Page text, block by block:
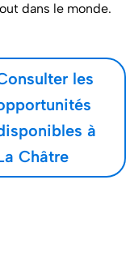
dans le monde.
les
à
Châtre